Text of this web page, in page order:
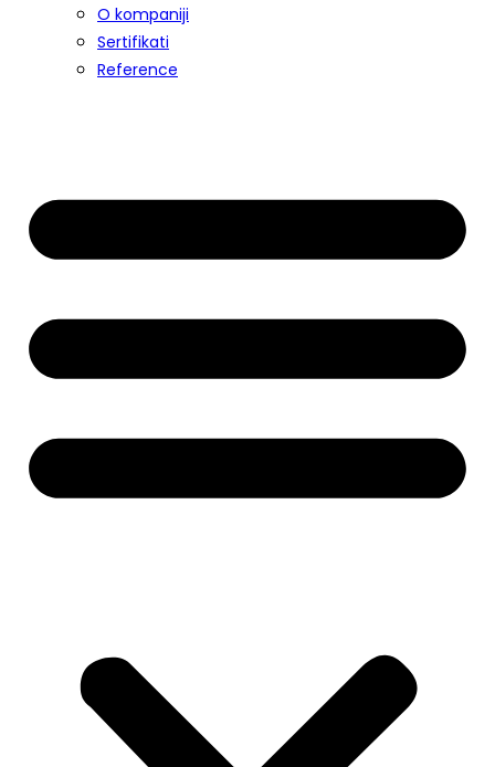
O kompaniji
Sertifikati
Reference